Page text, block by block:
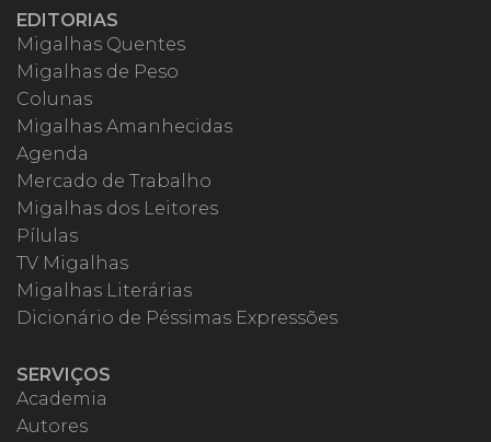
EDITORIAS
Migalhas Quentes
Migalhas de Peso
Colunas
Migalhas Amanhecidas
Agenda
Mercado de Trabalho
Migalhas dos Leitores
Pílulas
TV Migalhas
Migalhas Literárias
Dicionário de Péssimas Expressões
SERVIÇOS
Academia
Autores